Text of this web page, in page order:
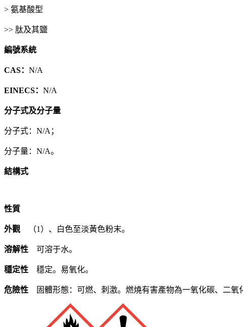
> 氨基酸型
>> 肽及其鹽
編號系統
CAS： N/A
EINECS： N/A
分子式及分子量
分子式：N/A；
分子量：N/A。
結構式
性質
外觀 （1）、白色至淡黃色粉末。
溶解性 可溶于水。
穩定性 穩定。易氧化。
危險性 固體形態：可燃、刺激。燃燒有害產物為一氧化碳、二